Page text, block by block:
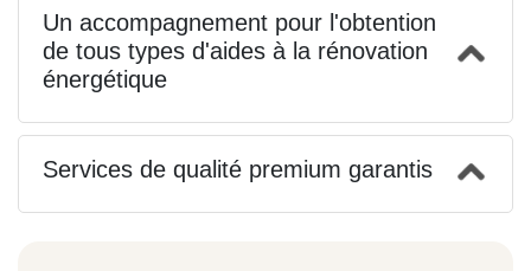
Un accompagnement pour l'obtention
de tous types d'aides à la rénovation
énergétique
Services de qualité premium garantis